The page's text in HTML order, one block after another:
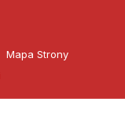
Mapa Strony